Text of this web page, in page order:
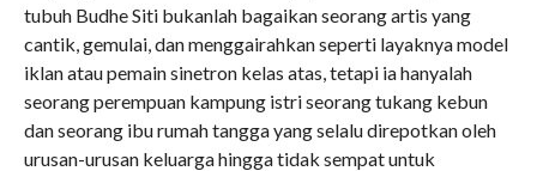
tubuh Budhe Siti bukanlah bagaikan seorang artis yang
cantik, gemulai, dan menggairahkan seperti layaknya model
iklan atau pemain sinetron kelas atas, tetapi ia hanyalah
seorang perempuan kampung istri seorang tukang kebun
dan seorang ibu rumah tangga yang selalu direpotkan oleh
urusan-urusan keluarga hingga tidak sempat untuk